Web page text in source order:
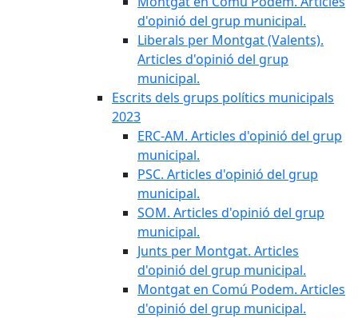
d'opinió del grup municipal.
Liberals per Montgat (Valents).
Articles d'opinió del grup
municipal.
Escrits dels grups polítics municipals
2023
ERC-AM. Articles d'opinió del grup
municipal.
PSC. Articles d'opinió del grup
municipal.
SOM. Articles d'opinió del grup
municipal.
Junts per Montgat. Articles
d'opinió del grup municipal.
Montgat en Comú Podem. Articles
d'opinió del grup municipal.